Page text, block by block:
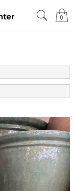
0